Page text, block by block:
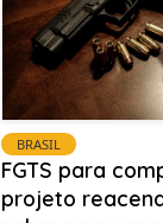
BRASIL
FGTS para
projeto